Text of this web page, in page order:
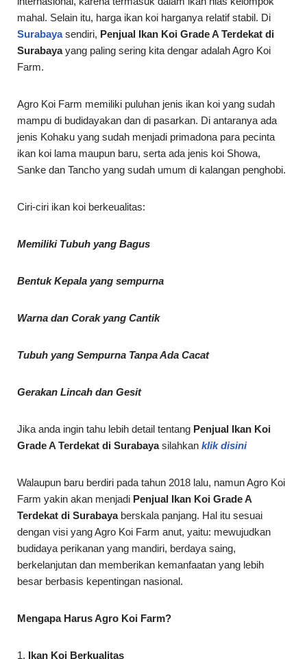
mahal. Selain itu, harga ikan koi harganya relatif stabil. Di
Surabaya sendiri, Penjual Ikan Koi Grade A Terdekat di
Surabayayang paling sering kita dengar adalah Agro Koi
Farm.
Agro Koi Farm memiliki puluhan jenis ikan koi yang sudah
mampu di budidayakan dan di pasarkan. Di antaranya ada
jenis Kohaku yang sudah menjadi primadona para pecinta
ikan koi lama maupun baru, serta ada jenis koi Showa,
Sanke dan Tancho yang sudah umum di kalangan penghobi.
Ciri-ciri ikan koi berkeualitas:
Memiliki Tubuh yang Bagus
Bentuk Kepala yang sempurna
Warna dan Corak yang Cantik
Tubuh yang Sempurna Tanpa Ada Cacat
Gerakan Lincah dan Gesit
Jika anda ingin tahu lebih detail tentang Penjual Ikan Koi
Grade A Terdekat di Surabayasilahkan klik disini
Walaupun baru berdiri pada tahun 2018 lalu, namun Agro Koi
Farm yakin akan menjadi Penjual Ikan Koi Grade A
Terdekat di Surabayaberskala panjang. Hal itu sesuai
dengan visi yang Agro Koi Farm anut, yaitu: mewujudkan
budidaya perikanan yang mandiri, berdaya saing,
berkelanjutan dan memberikan kemanfaatan yang lebih
besar berbasis kepentingan nasional.
Mengapa Harus Agro Koi Farm?
1. Ikan Koi Berkualitas